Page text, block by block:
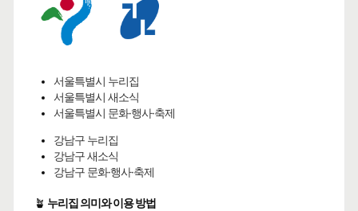
서울특별시 누리집
서울특별시 새소식
서울특별시 문화·행사·축제
강남구 누리집
강남구 새소식
강남구 문화·행사·축제
🪴 누리집 의미와 이용 방법